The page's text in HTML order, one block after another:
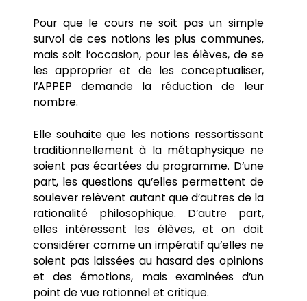
Pour que le cours ne soit pas un simple
survol de ces notions les plus communes,
mais soit l’occasion, pour les élèves, de se
les approprier et de les conceptualiser,
l’APPEP demande la réduction de leur
nombre.
Elle souhaite que les notions ressortissant
traditionnellement à la métaphysique ne
soient pas écartées du programme. D’une
part, les questions qu’elles permettent de
soulever relèvent autant que d’autres de la
rationalité philosophique. D’autre part,
elles intéressent les élèves, et on doit
considérer comme un impératif qu’elles ne
soient pas laissées au hasard des opinions
et des émotions, mais examinées d’un
point de vue rationnel et critique.